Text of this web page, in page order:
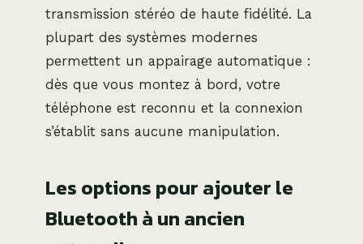
transmission stéréo de haute fidélité. La
plupart des systèmes modernes
permettent un appairage automatique :
dès que vous montez à bord, votre
téléphone est reconnu et la connexion
s’établit sans aucune manipulation.
Les options pour ajouter le
Bluetooth à un ancien